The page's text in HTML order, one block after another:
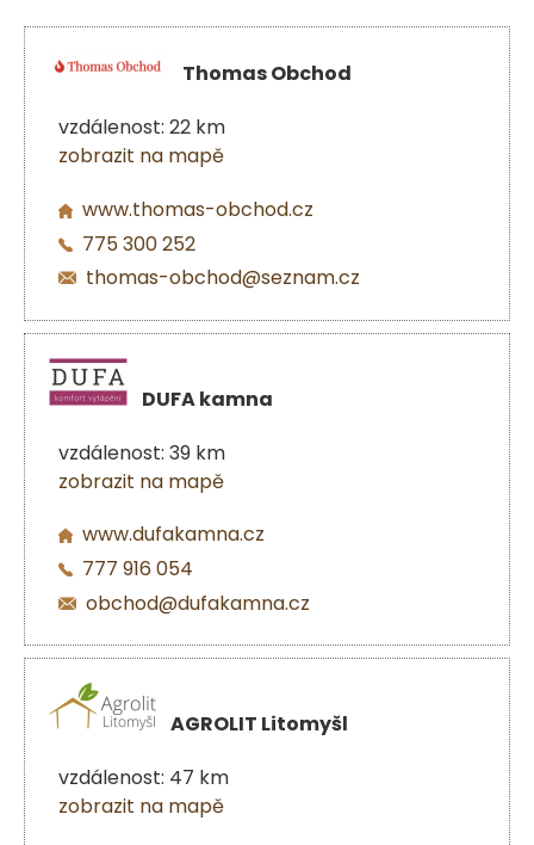
Thomas Obchod
vzdálenost: 22 km
zobrazit na mapě
www.thomas-obchod.cz
775 300 252
thomas-obchod@seznam.cz
DUFA kamna
vzdálenost: 39 km
zobrazit na mapě
www.dufakamna.cz
777 916 054
obchod@dufakamna.cz
AGROLIT Litomyšl
vzdálenost: 47 km
zobrazit na mapě